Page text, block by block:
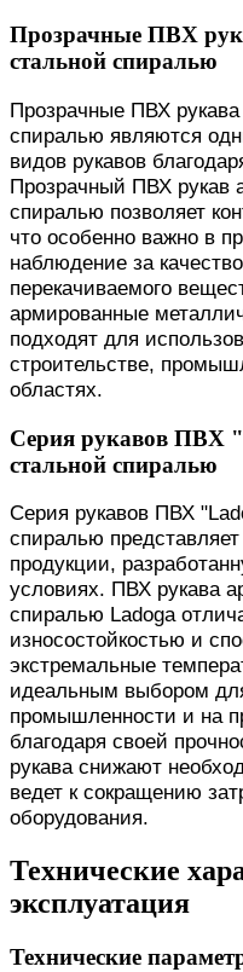
Прозрачные ПВХ
стальной спиралью
Прозрачные ПВХ
спиралью являются
видов рукавов
Прозрачный ПВХ рукав
спиралью позволяет
что особенно важно в
наблюдение за
перекачиваемого
армированные
подходят для
строительстве,
областях.
Серия рукавов ПВХ
стальной спиралью
Серия рукавов ПВХ
спиралью
продукции,
условиях. ПВХ рукава
спиралью Ladoga
износостойкостью и
экстремальные
идеальным выбором
промышленности и на
благодаря своей
рукава снижают
ведет к сокращению
оборудования.
Технические
эксплуатация
Технические